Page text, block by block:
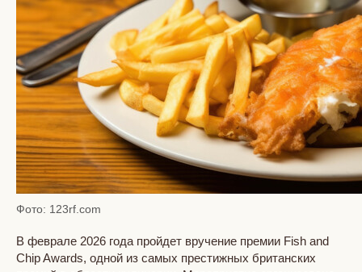
Фото: 123rf.com
В феврале 2026 года пройдет вручение премии Fish and
Chip Awards, одной из самых престижных британских